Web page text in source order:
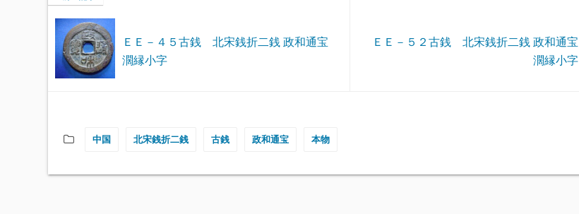
ＥＥ－４５古銭 北宋銭折二銭 政和通宝
濶縁小字
ＥＥ－５２古銭 北宋銭折二銭 政和通宝
濶縁小字
中国 北宋銭折二銭 古銭 政和通宝 本物